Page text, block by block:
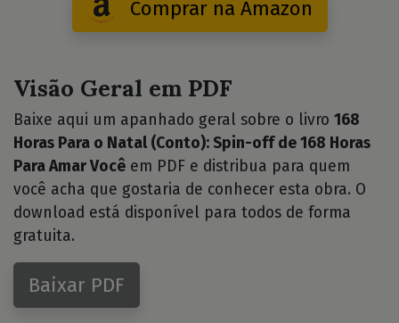
Comprar na Amazon
Visão Geral em PDF
Baixe aqui um apanhado geral sobre o livro 168
Horas Para o Natal (Conto): Spin-off de 168 Horas
Para Amar Você em PDF e distribua para quem
você acha que gostaria de conhecer esta obra. O
download está disponível para todos de forma
gratuita.
Baixar PDF